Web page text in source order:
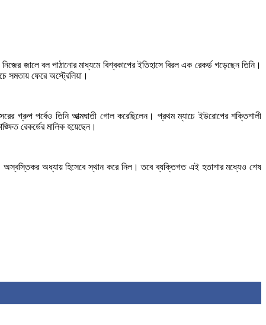
জালে বল পাঠানোর মাধ্যমে বিশ্বকাপের ইতিহাসে বিরল এক রেকর্ড গড়েছেন তিনি।
সমতায় ফেরে অস্ট্রেলিয়া।
গ্রুপ পর্বেও তিনি আত্মঘাতী গোল করেছিলেন। প্রথম ম্যাচে ইউরোপের শক্তিশালী
রেকর্ডের মালিক হয়েছেন।
অস্বস্তিকর অধ্যায় হিসেবে স্থান করে নিল। তবে ব্যক্তিগত এই হতাশার মধ্যেও শেষ